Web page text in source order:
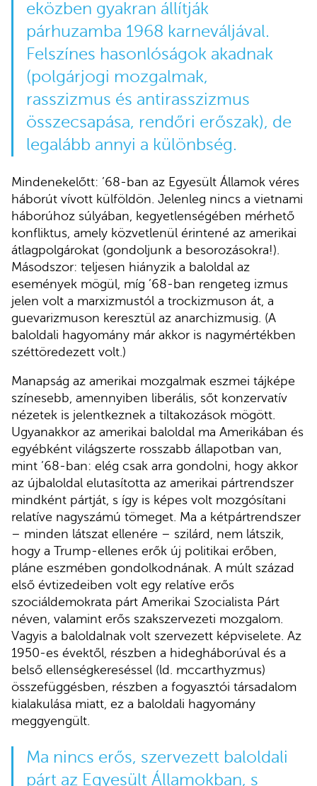
eközben gyakran állítják
párhuzamba 1968 karneváljával.
Felszínes hasonlóságok akadnak
(polgárjogi mozgalmak,
rasszizmus és antirasszizmus
összecsapása, rendőri erőszak), de
legalább annyi a különbség.
Mindenekelőtt: ’68-ban az Egyesült Államok véres
háborút vívott külföldön. Jelenleg nincs a vietnami
háborúhoz súlyában, kegyetlenségében mérhető
konfliktus, amely közvetlenül érintené az amerikai
átlagpolgárokat (gondoljunk a besorozásokra!).
Másodszor: teljesen hiányzik a baloldal az
események mögül, míg ’68-ban rengeteg izmus
jelen volt a marxizmustól a trockizmuson át, a
guevarizmuson keresztül az anarchizmusig. (A
baloldali hagyomány már akkor is nagymértékben
széttöredezett volt.)
Manapság az amerikai mozgalmak eszmei tájképe
színesebb, amennyiben liberális, sőt konzervatív
nézetek is jelentkeznek a tiltakozások mögött.
Ugyanakkor az amerikai baloldal ma Amerikában és
egyébként világszerte rosszabb állapotban van,
mint ’68-ban: elég csak arra gondolni, hogy akkor
az újbaloldal elutasította az amerikai pártrendszer
mindként pártját, s így is képes volt mozgósítani
relatíve nagyszámú tömeget. Ma a kétpártrendszer
– minden látszat ellenére – szilárd, nem látszik,
hogy a Trump-ellenes erők új politikai erőben,
pláne eszmében gondolkodnának. A múlt század
első évtizedeiben volt egy relatíve erős
szociáldemokrata párt Amerikai Szocialista Párt
néven, valamint erős szakszervezeti mozgalom.
Vagyis a baloldalnak volt szervezett képviselete. Az
1950-es évektől, részben a hidegháborúval és a
belső ellenségkereséssel (ld. mccarthyzmus)
összefüggésben, részben a fogyasztói társadalom
kialakulása miatt, ez a baloldali hagyomány
meggyengült.
Ma nincs erős, szervezett baloldali
párt az Egyesült Államokban, s